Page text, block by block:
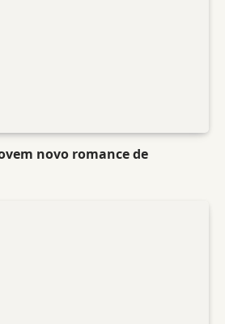
novo romance de